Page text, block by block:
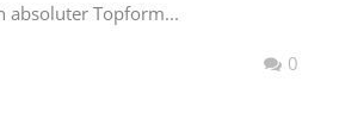
absoluter Topform...
0